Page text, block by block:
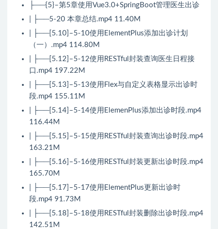
├──{5}–第5章使用Vue3.0+SpringBoot管理医生出诊
| ├──5-20 本章总结.mp4 11.40M
| ├──[5.10]–5-10使用ElementPlus添加出诊计划
（一）.mp4 114.80M
| ├──[5.12]–5-12使用RESTful封装查询医生日程接
口.mp4 197.22M
| ├──[5.13]–5-13使用Flex与自定义表格显示出诊时
段.mp4 155.11M
| ├──[5.14]–5-14使用ElemenPlus添加出诊时段.mp4
116.44M
| ├──[5.15]–5-15使用RESTful封装查询出诊时段.mp4
163.21M
| ├──[5.16]–5-16使用RESTful封装更新出诊时段.mp4
165.70M
| ├──[5.17]–5-17使用ElementPlus更新出诊时
段.mp4 91.73M
| ├──[5.18]–5-18使用RESTful封装删除出诊时段.mp4
142.51M